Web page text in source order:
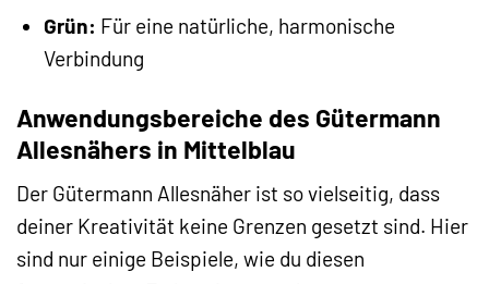
Grün: Für eine natürliche, harmonische
Verbindung
Anwendungsbereiche des Gütermann
Allesnähers in Mittelblau
Der Gütermann Allesnäher ist so vielseitig, dass
deiner Kreativität keine Grenzen gesetzt sind. Hier
sind nur einige Beispiele, wie du diesen